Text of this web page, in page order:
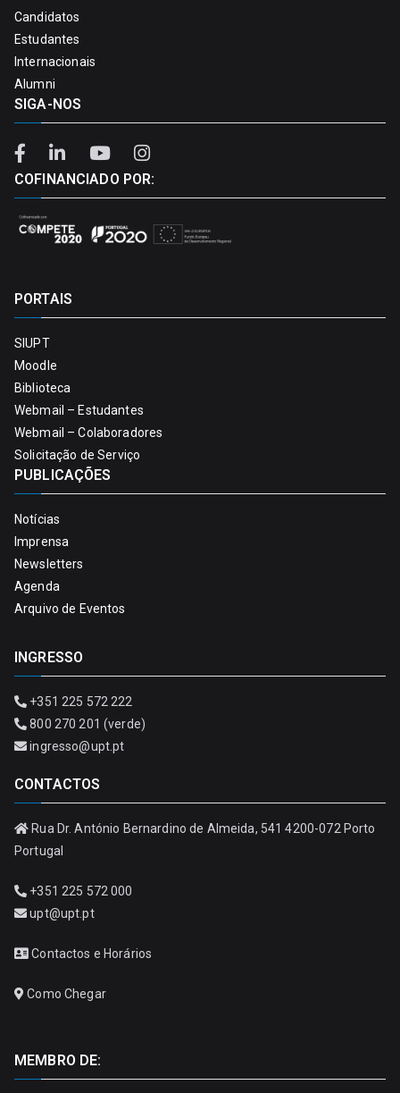
Candidatos
Estudantes
Internacionais
Alumni
SIGA-NOS
COFINANCIADO POR:
PORTAIS
SIUPT
Moodle
Biblioteca
Webmail – Estudantes
Webmail – Colaboradores
Solicitação de Serviço
PUBLICAÇÕES
Notícias
Imprensa
Newsletters
Agenda
Arquivo de Eventos
INGRESSO
+351 225 572 222
800 270 201 (verde)
ingresso@upt.pt
CONTACTOS
Rua Dr. António Bernardino de Almeida, 541 4200-072 Porto
Portugal
+351 225 572 000
upt@upt.pt
Contactos e Horários
Como Chegar
MEMBRO DE: